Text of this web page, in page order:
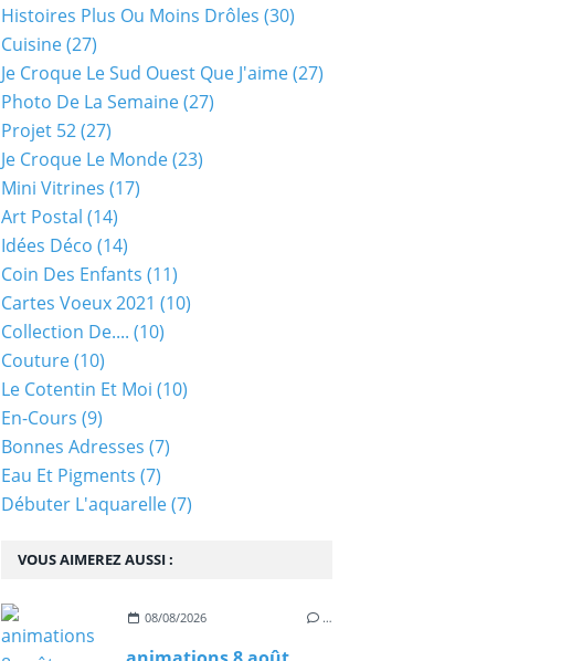
VOUS AIMEREZ AUSSI :
08/08/2026 …
Histoires Plus Ou Moins Drôles (30)
Cuisine(27)
Je Croque Le Sud Ouest Que J'aime(27)
Photo De La Semaine(27)
Projet 52(27)
Je Croque Le Monde(23)
Mini Vitrines (17)
Art Postal (14)
Idées Déco (14)
Coin Des Enfants (11)
Cartes Voeux 2021 (10)
Collection De.... (10)
Couture(10)
Le Cotentin Et Moi (10)
En-Cours (9)
Bonnes Adresses (7)
Eau Et Pigments (7)
Débuter L'aquarelle(7)